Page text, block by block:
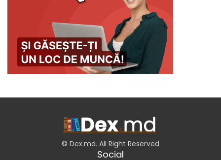
© Dex.md. All Right Reserved
Social